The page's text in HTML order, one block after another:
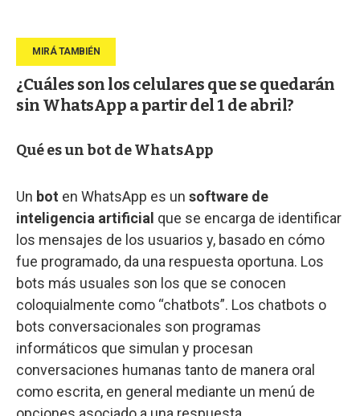
¿Cuáles son los celulares que se quedarán
sin WhatsApp a partir del 1 de abril?
Qué es un bot de WhatsApp
Un bot en WhatsApp es un software de
inteligencia artificial que se encarga de identificar
los mensajes de los usuarios y, basado en cómo
fue programado, da una respuesta oportuna. Los
bots más usuales son los que se conocen
coloquialmente como “chatbots”. Los chatbots o
bots conversacionales son programas
informáticos que simulan y procesan
conversaciones humanas tanto de manera oral
como escrita, en general mediante un menú de